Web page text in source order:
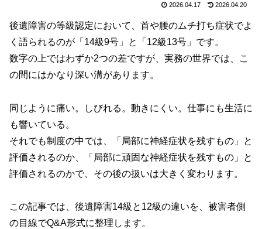
2026.04.17 2026.04.20
後遺障害の等級認定において、首や腰のムチ打ち症状でよ
く語られるのが「14級9号」と「12級13号」です。
数字の上ではわずか2つの差ですが、実務の世界では、こ
の間にはかなり深い溝があります。
同じように痛い。しびれる。動きにくい。仕事にも生活に
も響いている。
それでも制度の中では、「局部に神経症状を残すもの」と
評価されるのか、「局部に頑固な神経症状を残すもの」と
評価されるのかで、その後の扱いは大きく変わります。
この記事では、後遺障害14級と12級の違いを、被害者側
の目線でQ&A形式に整理します。